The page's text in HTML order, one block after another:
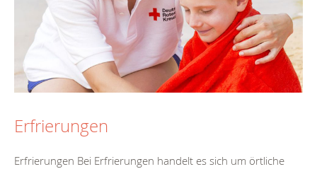
Erfrierungen
Erfrierungen Bei Erfrierungen handelt es sich um örtliche